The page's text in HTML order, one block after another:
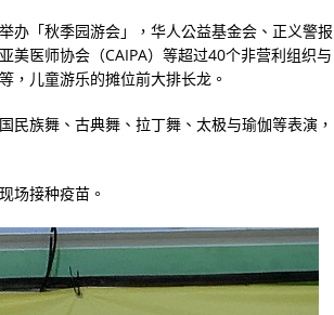
办「秋季园游会」，华人公益基金会、正义警报
美医师协会（CAIPA）等超过40个非营利组织与
，儿童游乐的摊位前大排长龙。
民族舞、古典舞、拉丁舞、太极与瑜伽等表演，
场接种疫苗。